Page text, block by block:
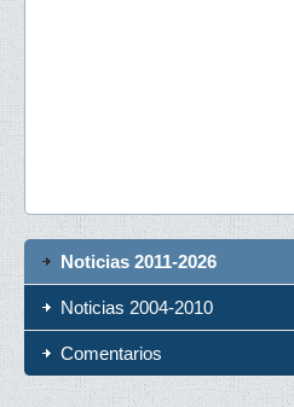
Noticias 2011-2026
Noticias 2004-2010
Comentarios